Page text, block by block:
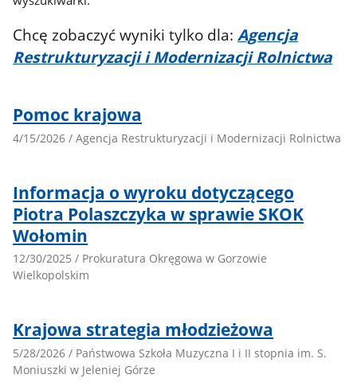
zaznaczyć
Chcę zobaczyć wyniki tylko dla:Agencja
Restrukturyzacji i Modernizacji Rolnictwa
Pomoc krajowa
4/15/2026 / Agencja Restrukturyzacji i Modernizacji Rolnictwa
Informacja o wyroku dotyczącego
Piotra Polaszczyka w sprawie SKOK
Wołomin
12/30/2025 / Prokuratura Okręgowa w Gorzowie
Wielkopolskim
Krajowa strategia młodzieżowa
5/28/2026 / Państwowa Szkoła Muzyczna I i II stopnia im. S.
Moniuszki w Jeleniej Górze